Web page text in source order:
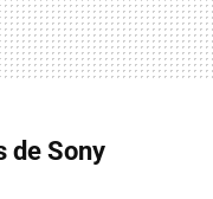
de Sony